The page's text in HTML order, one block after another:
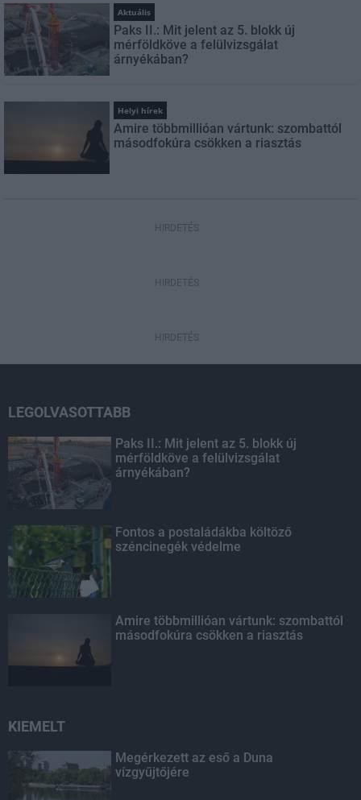
Aktuális
Paks II.: Mit jelent az 5. blokk új
mérföldköve a felülvizsgálat
árnyékában?
Helyi hírek
Amire többmillióan vártunk: szombattól
másodfokúra csökken a riasztás
HIRDETÉS
HIRDETÉS
HIRDETÉS
LEGOLVASOTTABB
Paks II.: Mit jelent az 5. blokk új
mérföldköve a felülvizsgálat
árnyékában?
Fontos a postaládákba költöző
széncinegék védelme
Amire többmillióan vártunk: szombattól
másodfokúra csökken a riasztás
KIEMELT
Megérkezett az eső a Duna
vízgyűjtőjére